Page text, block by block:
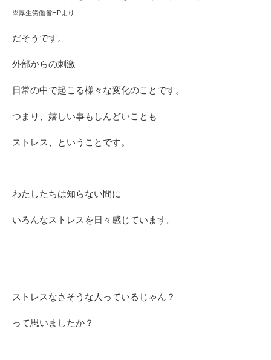
※厚生労働省HPより
だそうです。
外部からの刺激
日常の中で起こる様々な変化のことです。
つまり、嬉しい事もしんどいことも
ストレス、ということです。
わたしたちは知らない間に
いろんなストレスを日々感じています。
ストレスなさそうな人っているじゃん？
って思いましたか？